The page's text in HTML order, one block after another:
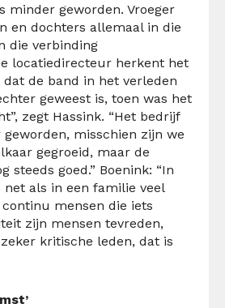
minder geworden. Vroeger
en dochters allemaal in die
die verbinding
locatiedirecteur herkent het
dat de band in het verleden
geweest is, toen was het
zegt Hassink. “Het bedrijf
misschien zijn we
gegroeid, maar de
steeds goed.” Boenink: “In
net als in een familie veel
mensen die iets
zijn mensen tevreden,
kritische leden, dat is